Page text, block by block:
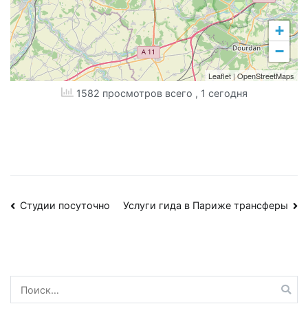
+
−
Leaflet |OpenStreetMaps
1582 просмотров всего , 1 сегодня
Навигация
Студии посуточно Услуги гида в Париже трансферы
Найти: